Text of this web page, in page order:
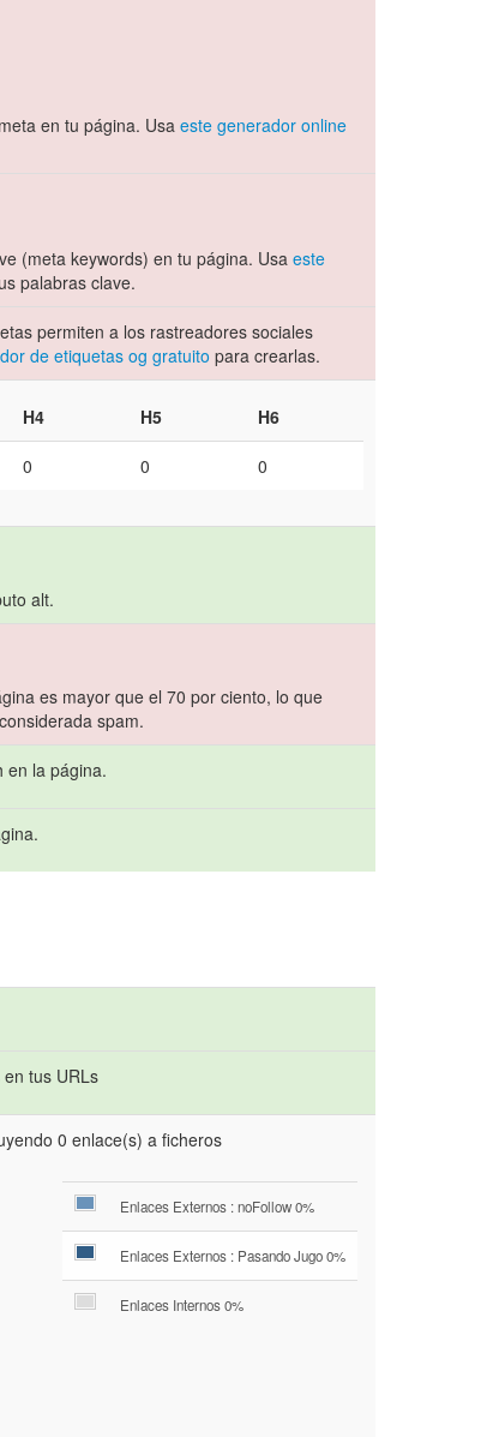
en tu página. Usaeste generador online
(meta keywords) en tu página. Usa este
palabras clave.
permiten a los rastreadores sociales
de etiquetas og gratuito para crearlas.
H4 H5 H6
0 0 0
alt.
es mayor que el 70 por ciento, lo que
spam.
en la página.
tus URLs
0 enlace(s) a ficheros
Enlaces Externos : noFollow 0%
Enlaces Externos : Pasando Jugo 0%
Enlaces Internos 0%